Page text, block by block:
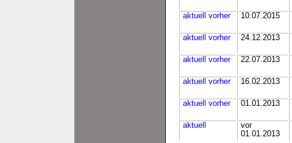
aktuell
vorher 10.07.2015
aktuell
vorher 24.12.2013
aktuell
vorher 22.07.2013
aktuell
vorher 16.02.2013
aktuell
vorher 01.01.2013
aktuell
vor
01.01.2013